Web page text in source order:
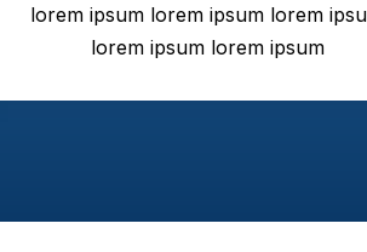
lorem ipsum lorem ipsum lorem
lorem ipsum lorem ipsum